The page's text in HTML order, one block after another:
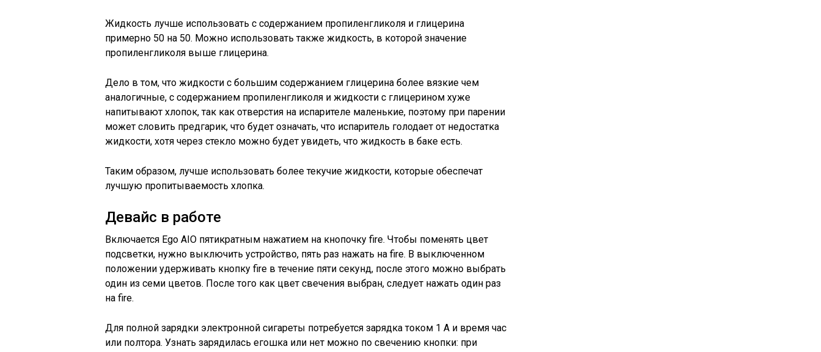
Жидкость лучше использовать с содержанием пропиленгликоля и глицерина
примерно 50 на 50. Можно использовать также жидкость, в которой значение
пропиленгликоля выше глицерина.
Дело в том, что жидкости с большим содержанием глицерина более вязкие чем
аналогичные, с содержанием пропиленгликоля и жидкости с глицерином хуже
напитывают хлопок, так как отверстия на испарителе маленькие, поэтому при парении
может словить предгарик, что будет означать, что испаритель голодает от недостатка
жидкости, хотя через стекло можно будет увидеть, что жидкость в баке есть.
Таким образом, лучше использовать более текучие жидкости, которые обеспечат
лучшую пропитываемость хлопка.
Девайс в работе
Включается Ego AIO пятикратным нажатием на кнопочку fire. Чтобы поменять цвет
подсветки, нужно выключить устройство, пять раз нажать на fire. В выключенном
положении удерживать кнопку fire в течение пяти секунд, после этого можно выбрать
один из семи цветов. После того как цвет свечения выбран, следует нажать один раз
на fire.
Для полной зарядки электронной сигареты потребуется зарядка током 1 А и время час
или полтора. Узнать зарядилась егошка или нет можно по свечению кнопки: при